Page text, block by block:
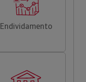
Endividamento